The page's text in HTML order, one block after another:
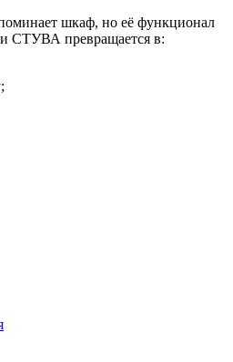
шкаф, но её функционал
СТУВА превращается в: